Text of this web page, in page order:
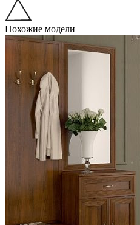
Похожие модели